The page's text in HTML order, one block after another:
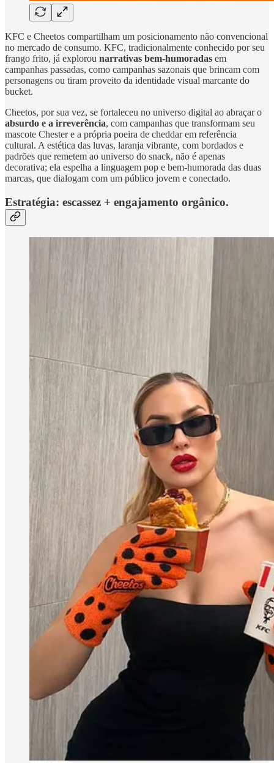
KFC e Cheetos compartilham um posicionamento não convencional
no mercado de consumo. KFC, tradicionalmente conhecido por seu
frango frito, já explorou narrativas bem‑humoradas em
campanhas passadas, como campanhas sazonais que brincam com
personagens ou tiram proveito da identidade visual marcante do
bucket.
Cheetos, por sua vez, se fortaleceu no universo digital ao abraçar o
absurdo e a irreverência, com campanhas que transformam seu
mascote Chester e a própria poeira de cheddar em referência
cultural. A estética das luvas, laranja vibrante, com bordados e
padrões que remetem ao universo do snack, não é apenas
decorativa; ela espelha a linguagem pop e bem‑humorada das duas
marcas, que dialogam com um público jovem e conectado.
Estratégia: escassez + engajamento orgânico.